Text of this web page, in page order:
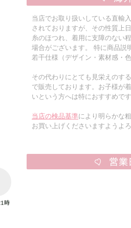
当店でお取り扱いしている直輸
されておりますが、その性質上
糸のほつれ、着用に支障のない
場合がございます。 特に商品説
若干仕様（デザイン・素材感・
その代わりにとても見栄えのす
で販売しております。お子様が
いという方へは特におすすめです
当店の検品基準により明らかな
お買い上げくださいますようよ